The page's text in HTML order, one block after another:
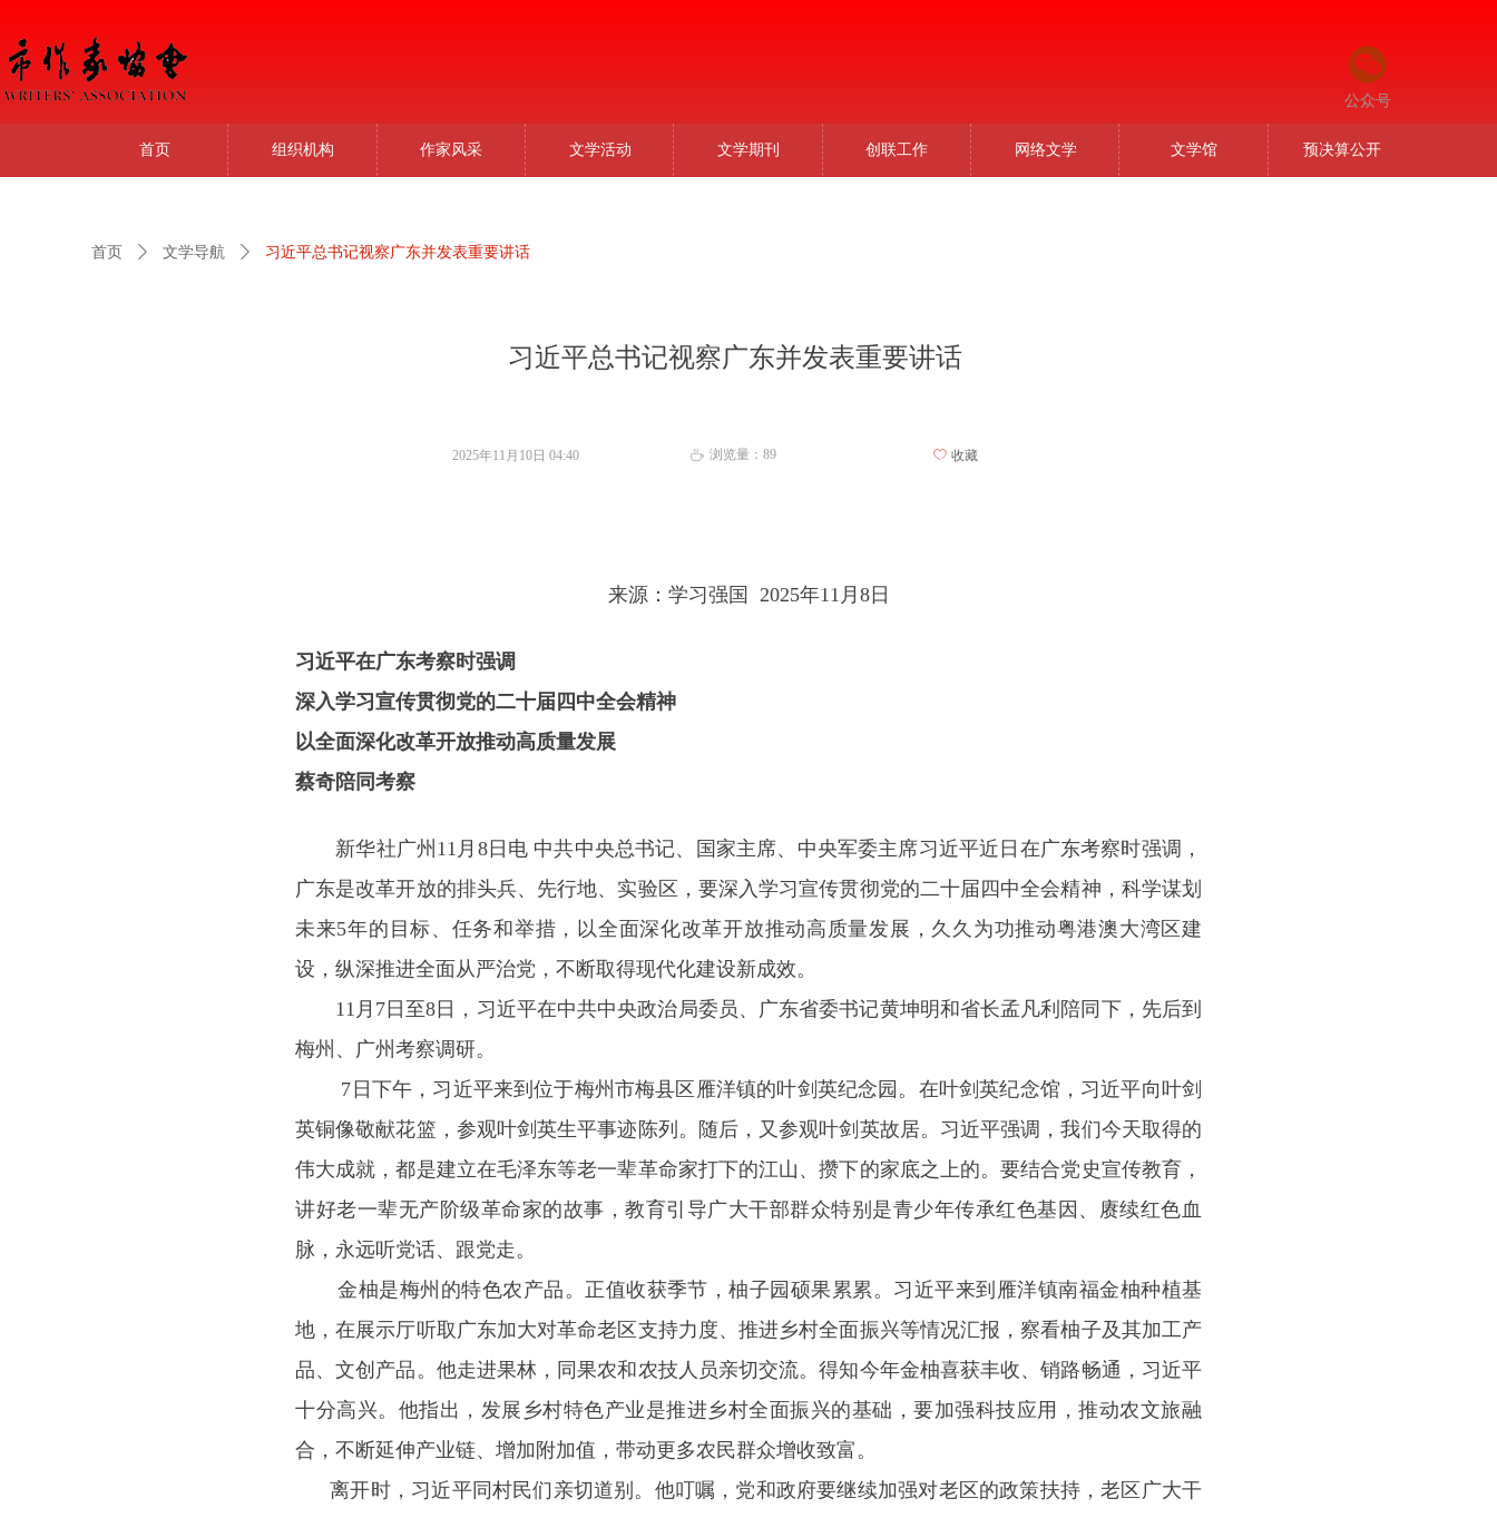
首页 组织机构 作家风采 文学活动 文学期刊 创联工作 网络文学 文学馆 预决算公开
公众号
习近平总书记视察广东并发表重要讲话
首页 ꄲ 文学导航 ꄲ 习近平总书记视察广东并发表重要讲话
来源：学习强国 2025年11月8日
习近平在广东考察时强调
深入学习宣传贯彻党的二十届四中全会精神
以全面深化改革开放推动高质量发展
蔡奇陪同考察
新华社广州11月8日电 中共中央总书记、国家主席、中央军委主席习近平近日在广东考察时强调，
广东是改革开放的排头兵、先行地、实验区，要深入学习宣传贯彻党的二十届四中全会精神，科学谋划
未来5年的目标、任务和举措，以全面深化改革开放推动高质量发展，久久为功推动粤港澳大湾区建
设，纵深推进全面从严治党，不断取得现代化建设新成效。
11月7日至8日，习近平在中共中央政治局委员、广东省委书记黄坤明和省长孟凡利陪同下，先后到
梅州、广州考察调研。
7日下午，习近平来到位于梅州市梅县区雁洋镇的叶剑英纪念园。在叶剑英纪念馆，习近平向叶剑
英铜像敬献花篮，参观叶剑英生平事迹陈列。随后，又参观叶剑英故居。习近平强调，我们今天取得的
伟大成就，都是建立在毛泽东等老一辈革命家打下的江山、攒下的家底之上的。要结合党史宣传教育，
讲好老一辈无产阶级革命家的故事，教育引导广大干部群众特别是青少年传承红色基因、赓续红色血
脉，永远听党话、跟党走。
金柚是梅州的特色农产品。正值收获季节，柚子园硕果累累。习近平来到雁洋镇南福金柚种植基
地，在展示厅听取广东加大对革命老区支持力度、推进乡村全面振兴等情况汇报，察看柚子及其加工产
品、文创产品。他走进果林，同果农和农技人员亲切交流。得知今年金柚喜获丰收、销路畅通，习近平
十分高兴。他指出，发展乡村特色产业是推进乡村全面振兴的基础，要加强科技应用，推动农文旅融
合，不断延伸产业链、增加附加值，带动更多农民群众增收致富。
离开时，习近平同村民们亲切道别。他叮嘱，党和政府要继续加强对老区的政策扶持，老区广大干
2025年11月10日 04:40 ꄘ 浏览量： 89 ꄀ 收藏